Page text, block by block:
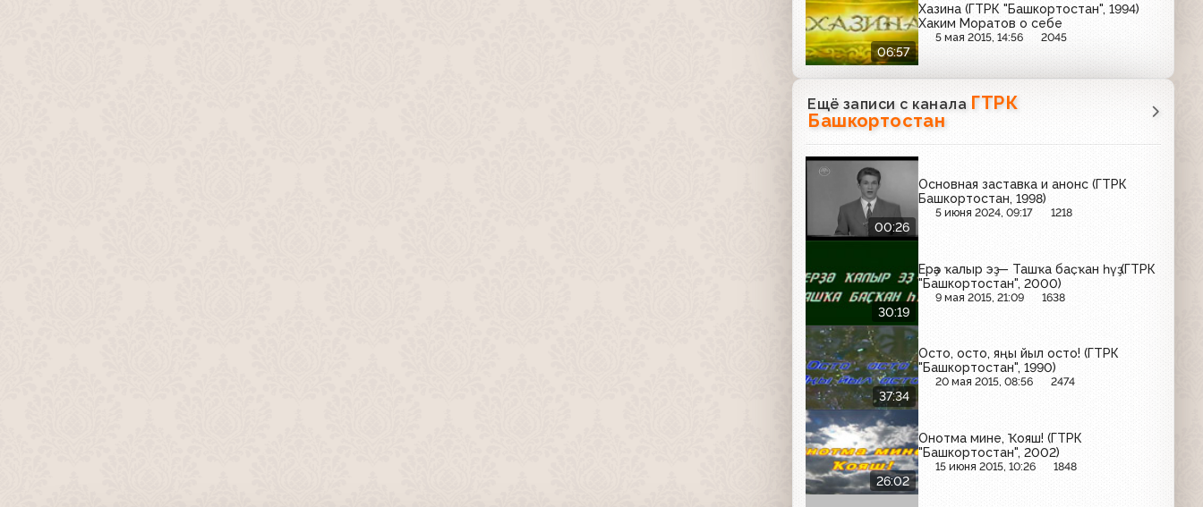
06:57
Хазина (ГТРК "Башкортостан", 1994)
Хаким Моратов о себе
5 мая 2015, 14:56 2045
Ещё записи с канала ГТРК
Башкортостан
00:26
Основная заставка и анонс (ГТРК
Башкортостан, 1998)
5 июня 2024, 09:17 1218
30:19
Ерҙә ҡалыр эҙ — Ташҡа баҫҡан һүҙ (ГТРК
"Башкортостан", 2000)
9 мая 2015, 21:09 1638
37:34
Осто, осто, яңы йыл осто! (ГТРК
"Башкортостан", 1990)
20 мая 2015, 08:56 2474
26:02
Онотма мине, Ҡояш! (ГТРК
"Башкортостан", 2002)
15 июня 2015, 10:26 1848